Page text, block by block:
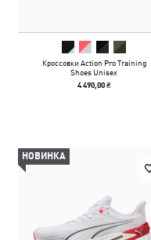
Кроссовки Action Pro Training
Shoes Unisex
4 490,00 ₴
НОВИНКА